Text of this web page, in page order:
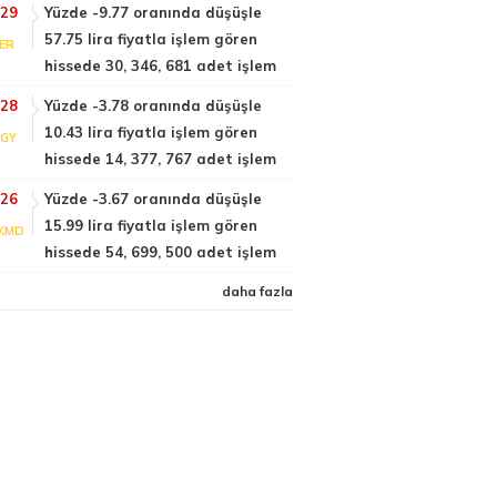
Yüzde -9.77 oranında düşüşle
57.75 lira fiyatla işlem gören
hissede 30, 346, 681 adet işlem
Yüzde -3.78 oranında düşüşle
10.43 lira fiyatla işlem gören
hissede 14, 377, 767 adet işlem
Yüzde -3.67 oranında düşüşle
15.99 lira fiyatla işlem gören
hissede 54, 699, 500 adet işlem
daha fazla